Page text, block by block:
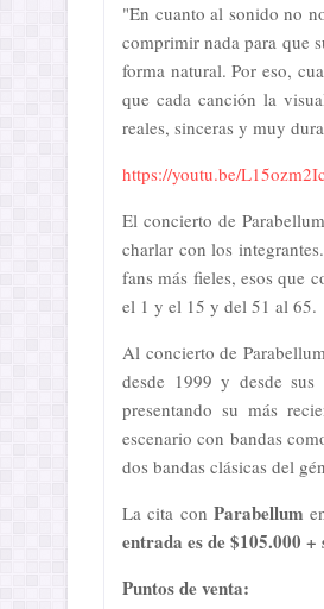
"En cuanto al sonido no
comprimir nada para que
forma natural. Por eso,
que cada canción la
reales, sinceras y muy
https://youtu.be/
El concierto de
charlar con los
fans más fieles, esos que
el 1 y el 15 y del 51 al 65.
Al concierto de
desde 1999 y desde
presentando su más
escenario con bandas
dos bandas clásicas del
La cita conParabellum
entrada es de $105.000 +
Puntos de venta: